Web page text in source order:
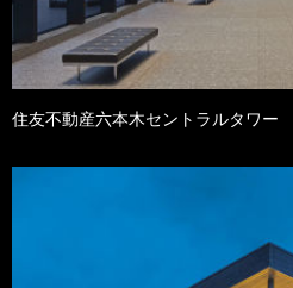
住友不動産六本木セントラルタワー